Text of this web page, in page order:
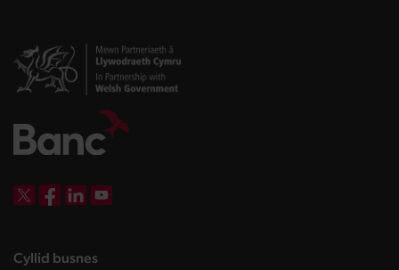
Cyllid busneslanding page